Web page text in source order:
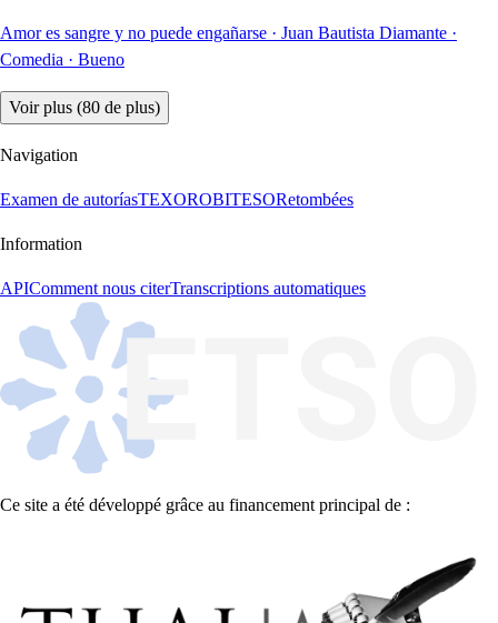
Amor es sangre y no puede engañarse · Juan Bautista Diamante ·
Comedia · Bueno
Voir plus (80 de plus)
Navigation
Examen de autoríasTEXOROBITESORetombées
Information
APIComment nous citerTranscriptions automatiques
Ce site a été développé grâce au financement principal de :